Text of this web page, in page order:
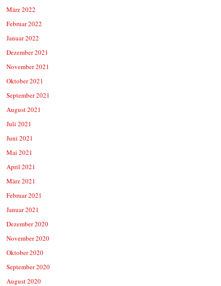
März 2022
Februar 2022
Januar 2022
Dezember 2021
November 2021
Oktober 2021
September 2021
August 2021
Juli 2021
Juni 2021
Mai 2021
April 2021
März 2021
Februar 2021
Januar 2021
Dezember 2020
November 2020
Oktober 2020
September 2020
August 2020